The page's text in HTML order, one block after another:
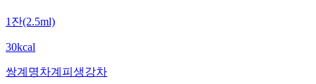
1잔(2.5ml)
30kcal
쌍계명차계피생강차